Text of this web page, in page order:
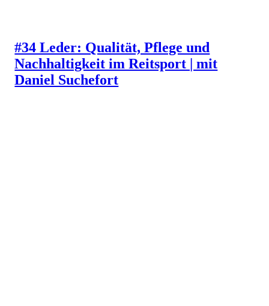
#34 Leder: Qualität, Pflege und
Nachhaltigkeit im Reitsport | mit
Daniel Suchefort